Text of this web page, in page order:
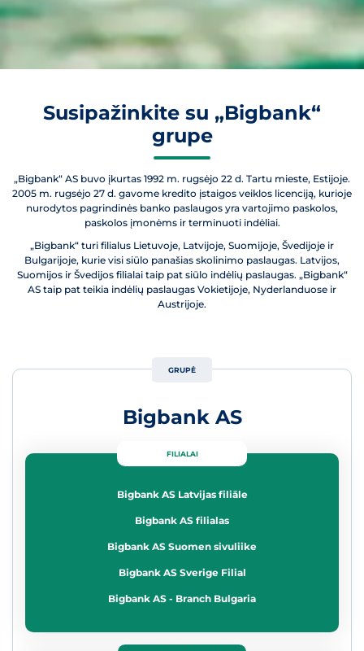
Susipažinkite su „Bigbank“
grupe
„Bigbank“ AS buvo įkurtas 1992 m. rugsėjo 22 d. Tartu mieste, Estijoje.
2005 m. rugsėjo 27 d. gavome kredito įstaigos veiklos licenciją, kurioje
nurodytos pagrindinės banko paslaugos yra vartojimo paskolos,
paskolos įmonėms ir terminuoti indėliai.
„Bigbank“ turi filialus Lietuvoje, Latvijoje, Suomijoje, Švedijoje ir
Bulgarijoje, kurie visi siūlo panašias skolinimo paslaugas. Latvijos,
Suomijos ir Švedijos filialai taip pat siūlo indėlių paslaugas. „Bigbank“
AS taip pat teikia indėlių paslaugas Vokietijoje, Nyderlanduose ir
Austrijoje.
GRUPĖ
Bigbank AS
FILIALAI
Bigbank AS Latvijas filiāle
Bigbank AS filialas
Bigbank AS Suomen sivuliike
Bigbank AS Sverige Filial
Bigbank AS - Branch Bulgaria